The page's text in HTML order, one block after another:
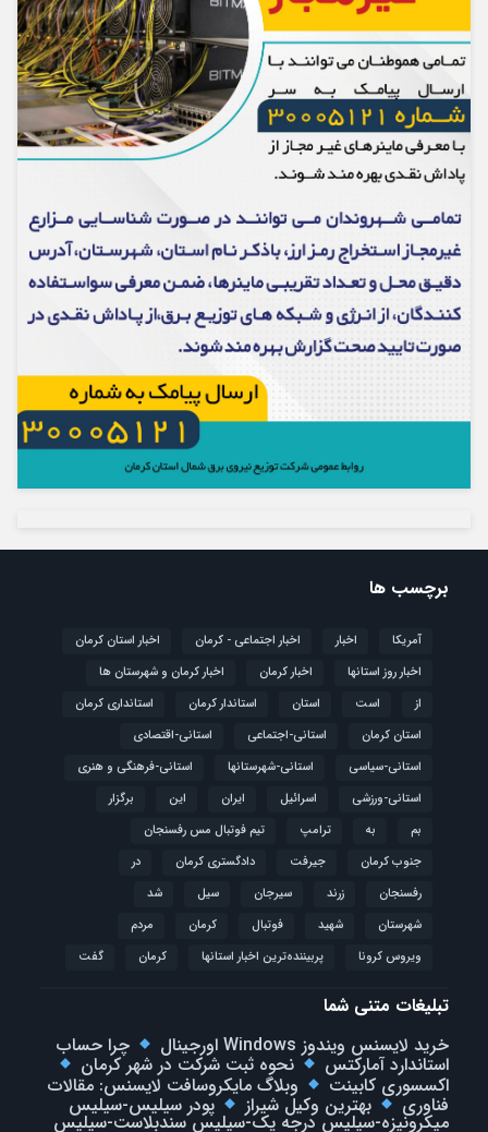
برچسب ها
آمریکا اخبار اخبار اجتماعی - کرمان
اخبار استان کرمان
اخبار روز استانها
اخبار کرمان
اخبار کرمان و شهرستان ها
از
است استان استاندار کرمان
استانداری کرمان
استان کرمان
استانی-اجتماعی
استانی-اقتصادی
استانی-سیاسی
استانی-شهرستانها
استانی-فرهنگی و هنری
استانی-ورزشی
اسرائیل ایران این
برگزار
بم
به ترامپ
تیم فوتبال مس رفسنجان
جنوب کرمان
جیرفت دادگستری کرمان
در
رفسنجان
زرند سیرجان سیل
شد
شهرستان
شهید فوتبال كرمان
مردم
ویروس کرونا
پربیننده‌ترین اخبار استانها کرمان گفت
تبلیغات متنی شما
خرید لایسنس ویندوز Windows اورجینال
چرا حساب
استاندارد آمارکتس نحوه ثبت شرکت در شهر کرمان
اکسسوری کابینت وبلاگ مایکروسافت لایسنس: مقالات
فناوری بهترین وکیل شیراز پودر سیلیس-سیلیس
میکرونیزه-سیلیس درجه یک-سیلیس سندبلاست-سیلیس